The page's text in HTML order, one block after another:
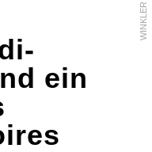
WINKLER
ein